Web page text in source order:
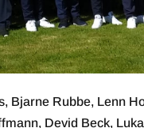
Bjarne Rubbe, Lenn
Devid Beck,